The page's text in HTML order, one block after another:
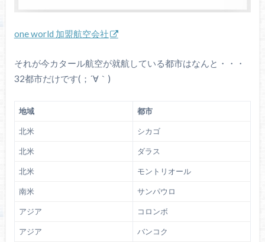
one world 加盟航空会社
それが今カタール航空が就航している都市はなんと・・・
32都市だけです(；´∀｀)
地域 都市
北米 シカゴ
北米 ダラス
北米 モントリオール
南米 サンパウロ
アジア コロンボ
アジア バンコク